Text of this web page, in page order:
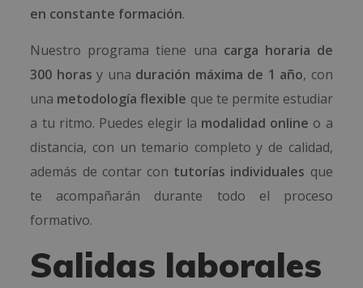
en constante formación.
Nuestro programa tiene una carga horaria de
300 horas y una duración máxima de 1 año, con
una metodología flexible que te permite estudiar
a tu ritmo. Puedes elegir la modalidad online o a
distancia, con un temario completo y de calidad,
además de contar con tutorías individuales que
te acompañarán durante todo el proceso
formativo.
Salidas laborales